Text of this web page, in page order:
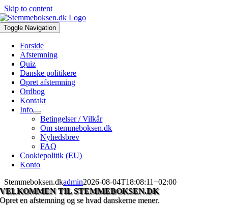
Skip to content
Toggle Navigation
Forside
Afstemning
Quiz
Danske politikere
Opret afstemning
Ordbog
Kontakt
Info
Betingelser / Vilkår
Om stemmeboksen.dk
Nyhedsbrev
FAQ
Cookiepolitik (EU)
Konto
Stemmeboksen.dkadmin2026-08-04T18:08:11+02:00
VELKOMMEN TIL STEMMEBOKSEN.DK
Opret en afstemning og se hvad danskerne mener.